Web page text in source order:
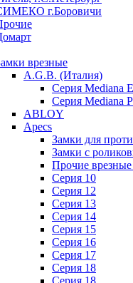
г.Боровичи
врезные
A.G.B. (Италия)
Серия Mediana
Серия Mediana
ABLOY
Apecs
Замки для
Замки с
Прочие врезные
Серия 10
Серия 12
Серия 13
Серия 14
Серия 15
Серия 16
Серия 17
Серия 18
Серия 18